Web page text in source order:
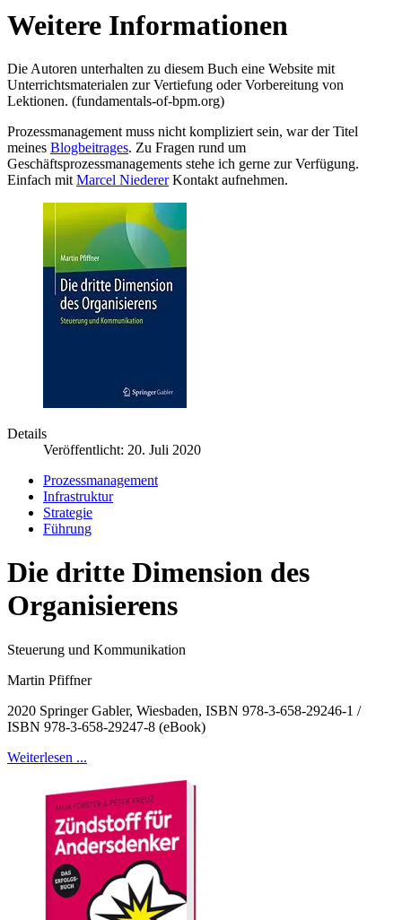
Weitere Informationen
Die Autoren unterhalten zu diesem Buch eine Website mit
Unterrichtsmaterialen zur Vertiefung oder Vorbereitung von
Lektionen. (fundamentals-of-bpm.org)
Prozessmanagement muss nicht kompliziert sein, war der Titel
meines Blogbeitrages. Zu Fragen rund um
Geschäftsprozessmanagements stehe ich gerne zur Verfügung.
Einfach mit Marcel NiedererKontakt aufnehmen.
Details
Veröffentlicht: 20. Juli 2020
Prozessmanagement
Infrastruktur
Strategie
Führung
Die dritte Dimension des
Organisierens
Steuerung und Kommunikation
Martin Pfiffner
2020 Springer Gabler, Wiesbaden, ISBN 978-3-658-29246-1 /
ISBN 978-3-658-29247-8 (eBook)
Weiterlesen ...